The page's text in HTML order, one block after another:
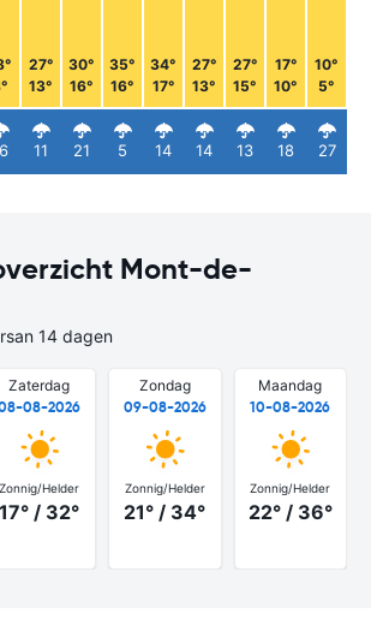
27°
13°
11
30°
16°
21
35°
16°
5
34°
17°
14
27°
13°
14
27°
15°
13
17°
10°
18
10°
5°
27
Mont-de-
14 dagen
Zaterdag
08-2026
Zonnig/Helder
17° / 32°
Zondag
09-08-2026
Zonnig/Helder
21° / 34°
Maandag
10-08-2026
Zonnig/Helder
22° / 36°